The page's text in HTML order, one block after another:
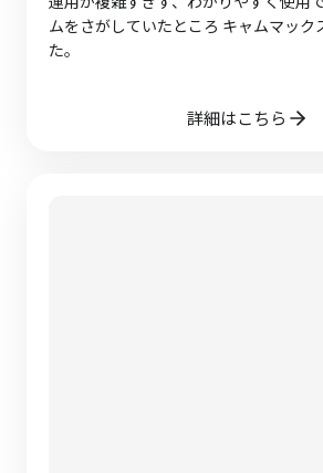
ムをさがしていたところ キャムマック
た。
詳細はこちら